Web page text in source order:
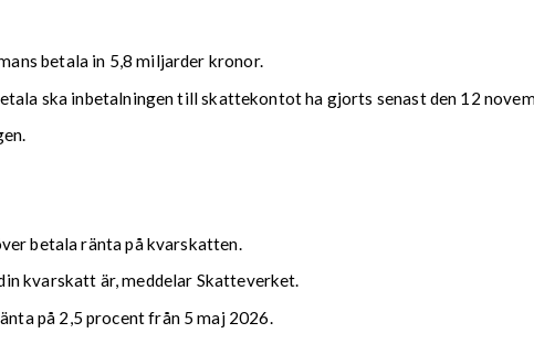
betala in 5,8 miljarder kronor.
ska inbetalningen till skattekontot ha gjorts senast den 12
betala ränta på kvarskatten.
kvarskatt är, meddelar Skatteverket.
på 2,5 procent från 5 maj 2026.